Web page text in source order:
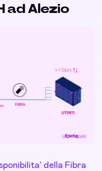
ad Alezio
della Fibra